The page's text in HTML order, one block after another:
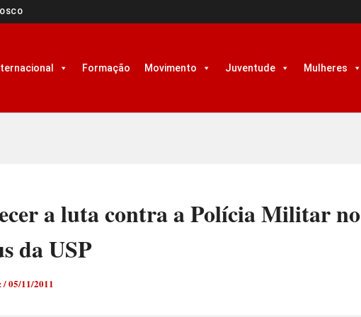
Formação Movimento Juventude Mulheres
a luta contra a Polícia Militar no
da USP
/05/11/2011